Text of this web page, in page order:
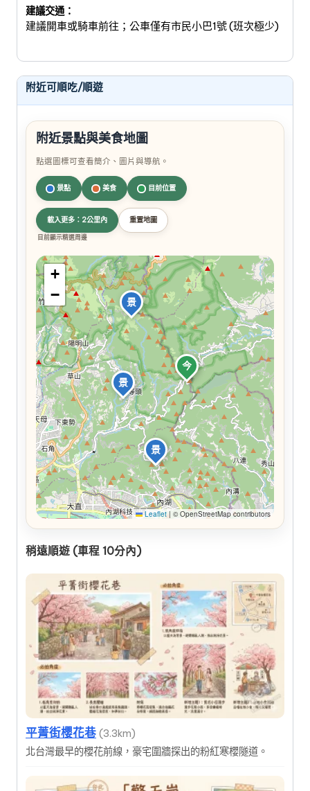
建議交通：
建議開車或騎車前往；公車僅有市民小巴1號 (班次極少)
附近可順吃/順遊
附近景點與美食地圖
點選圖標可查看簡介、圖片與導航。
景點 美食 目前位置
載入更多：2公里內 重置地圖
目前顯示精選周邊
今
景
景
景
+
−
Leaflet | © OpenStreetMap contributors
稍遠順遊 (車程 10分內)
平菁街櫻花巷 (3.3km)
北台灣最早的櫻花前線，豪宅圍牆探出的粉紅寒櫻隧道。